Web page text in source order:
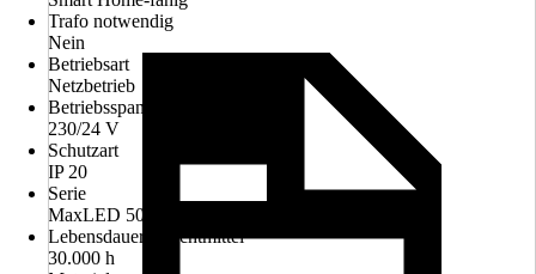
Trafo notwendig
Nein
Betriebsart
Netzbetrieb
Betriebsspannung
230/24 V
Schutzart
IP 20
Serie
MaxLED 500
Lebensdauer Leuchtmittel
30.000 h